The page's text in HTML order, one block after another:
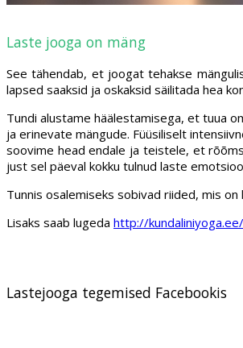
Laste jooga on mäng
See tähendab, et joogat tehakse
lapsed saaksid ja oskaksid säilitada hea
Tundi alustame häälestamisega, et tuua
ja erinevate mängude. Füüsiliselt
soovime head endale ja teistele, et
just sel päeval kokku tulnud laste
Tunnis osalemiseks sobivad riided, mis
Lisaks saab lugeda http://
Lastejooga tegemised Facebookis